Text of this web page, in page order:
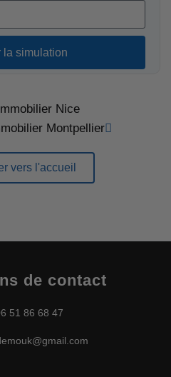
la simulation
Nice
Montpellier
vers l'accueil
de contact
51 86 68 47